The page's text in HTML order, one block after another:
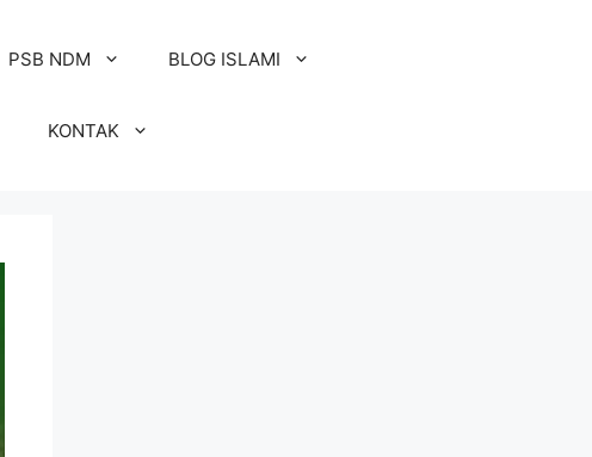
PSB NDM BLOG ISLAMI
KONTAK